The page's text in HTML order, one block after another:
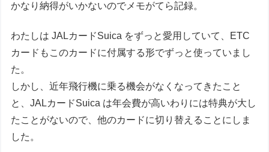
かなり納得がいかないのでメモがてら記録。
わたしは JALカードSuica をずっと愛用していて、ETC
カードもこのカードに付属する形でずっと使っていまし
た。
しかし、近年飛行機に乗る機会がなくなってきたこと
と、JALカードSuica は年会費が高いわりには特典が大し
たことがないので、他のカードに切り替えることにしま
した。